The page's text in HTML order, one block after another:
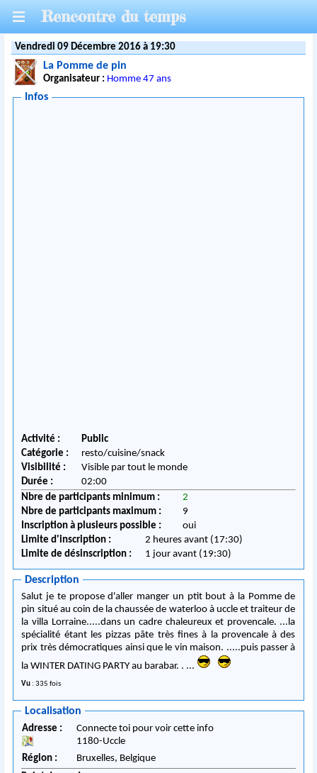
Rencontre du temps
Vendredi 09 Décembre 2016 à 19:30
La Pomme de pin
Organisateur : Homme 47 ans
Infos
Activité :
Public
Catégorie :
resto/cuisine/snack
Visibilité :
Visible par tout le monde
Durée :
02:00
Nbre de participants minimum :
2
Nbre de participants maximum :
9
Inscription à plusieurs possible :
oui
Limite d'inscription :
2 heures avant (17:30)
Limite de désinscription :
1 jour avant (19:30)
Description
Salut je te propose d'aller manger un ptit bout à la Pomme de
pin situé au coin de la chaussée de waterloo à uccle et traiteur de
la villa Lorraine.....dans un cadre chaleureux et provencale. ...la
spécialité étant les pizzas pâte très fines à la provencale à des
prix très démocratiques ainsi que le vin maison. .....puis passer à
la WINTER DATING PARTY au barabar. . ...
Vu : 335 fois
Localisation
Adresse :
Connecte toi pour voir cette info
1180-Uccle
Région :
Bruxelles, Belgique